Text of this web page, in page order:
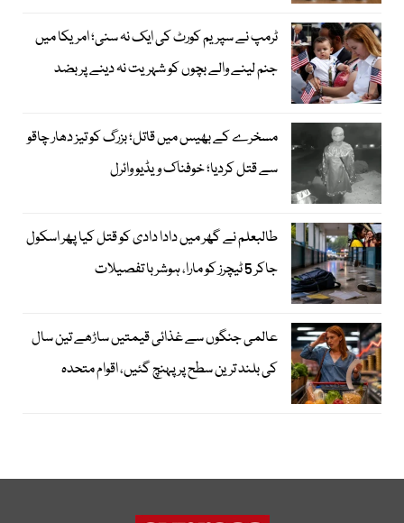
ٹرمپ نے سپریم کورٹ کی ایک نہ سنی؛ امریکا میں
جنم لینے والے بچوں کو شہریت نہ دینے پر بضد
مسخرے کے بھیس میں قاتل؛ بزرگ کو تیز دھار چاقو
سے قتل کردیا؛ خوفناک ویڈیو وائرل
طالبعلم نے گھر میں دادا دادی کو قتل کیا پھر اسکول
جاکر 5 ٹیچرز کو مارا، ہوشربا تفصیلات
عالمی جنگوں سے غذائی قیمتیں ساڑھے تین سال
کی بلند ترین سطح پر پہنچ گئیں، اقوام متحدہ